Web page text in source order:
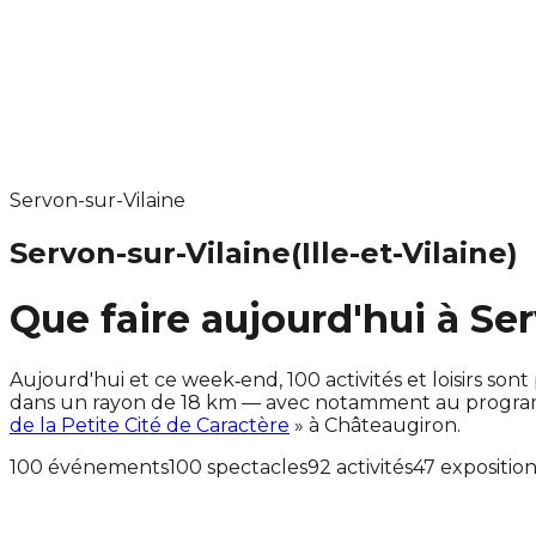
Servon-sur-Vilaine
Servon-sur-Vilaine(Ille-et-Vilaine)
Que faire aujourd'hui à
Aujourd'hui et ce week‑end, 100 activités et loisirs
dans un rayon de 18 km — avec notamment au
de la Petite Cité de Caractère » à Châteaugiron.
100 événements100 spectacles92 activités47